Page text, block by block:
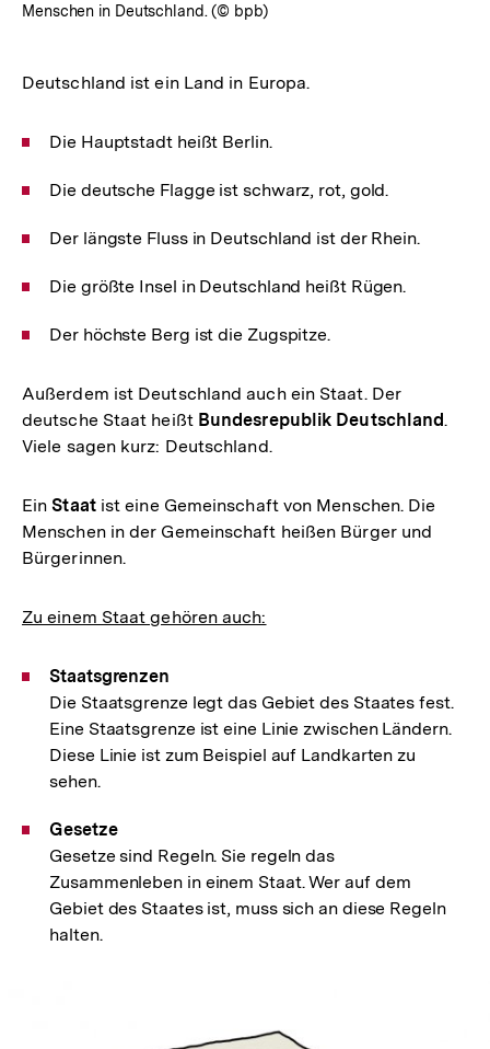
Menschen in Deutschland. (© bpb)
Deutschland ist ein Land in Europa.
Die Hauptstadt heißt Berlin.
Die deutsche Flagge ist schwarz, rot, gold.
Der längste Fluss in Deutschland ist der Rhein.
Die größte Insel in Deutschland heißt Rügen.
Der höchste Berg ist die Zugspitze.
Außerdem ist Deutschland auch ein Staat. Der
deutsche Staat heißtBundesrepublik Deutschland.
Viele sagen kurz: Deutschland.
EinStaat ist eine Gemeinschaft von Menschen. Die
Menschen in der Gemeinschaft heißen Bürger und
Bürgerinnen.
Zu einem Staat gehören auch:
Staatsgrenzen
Die Staatsgrenze legt das Gebiet des Staates fest.
Eine Staatsgrenze ist eine Linie zwischen Ländern.
Diese Linie ist zum Beispiel auf Landkarten zu
sehen.
Gesetze
Gesetze sind Regeln. Sie regeln das
Zusammenleben in einem Staat. Wer auf dem
Gebiet des Staates ist, muss sich an diese Regeln
halten.